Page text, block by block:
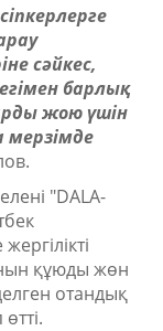
сәйкес,
барлық
жою үшін
"DALA-
құюды жөн
отандық